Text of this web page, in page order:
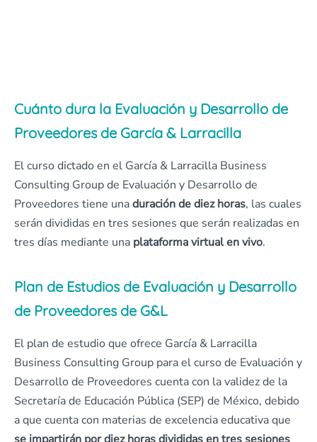
Cuánto dura la Evaluación y Desarrollo de
Proveedores de García & Larracilla
El curso dictado en el García & Larracilla Business
Consulting Group de Evaluación y Desarrollo de
Proveedores tiene unaduración de diez horas, las cuales
serán divididas en tres sesiones que serán realizadas en
tres días mediante una plataforma virtual en vivo.
Plan de Estudios de Evaluación y Desarrollo
de Proveedores de G&L
El plan de estudio que ofrece García & Larracilla
Business Consulting Group para el curso de Evaluación y
Desarrollo de Proveedores cuenta con la validez de la
Secretaría de Educación Pública (SEP) de México, debido
a que cuenta con materias de excelencia educativa que